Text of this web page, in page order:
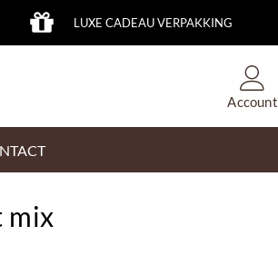
LUXE CADEAU VERPAKKING
Account
mix